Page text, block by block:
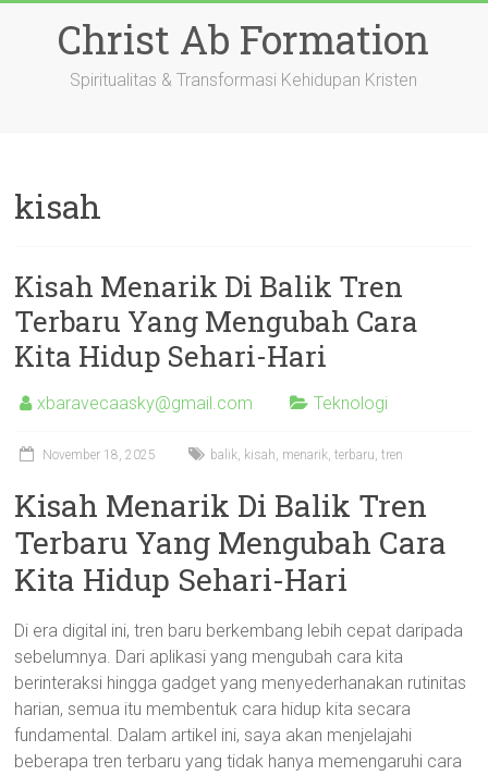
Christ Ab Formation
Spiritualitas & Transformasi Kehidupan Kristen
kisah
Kisah Menarik Di Balik Tren
Terbaru Yang Mengubah Cara
Kita Hidup Sehari-Hari
xbaravecaasky@gmail.com Teknologi
November 18, 2025 balik, kisah, menarik,terbaru,tren
Kisah Menarik Di Balik Tren
Terbaru Yang Mengubah Cara
Kita Hidup Sehari-Hari
Di era digital ini, tren baru berkembang lebih cepat daripada
sebelumnya. Dari aplikasi yang mengubah cara kita
berinteraksi hingga gadget yang menyederhanakan rutinitas
harian, semua itu membentuk cara hidup kita secara
fundamental. Dalam artikel ini, saya akan menjelajahi
beberapa tren terbaru yang tidak hanya memengaruhi cara